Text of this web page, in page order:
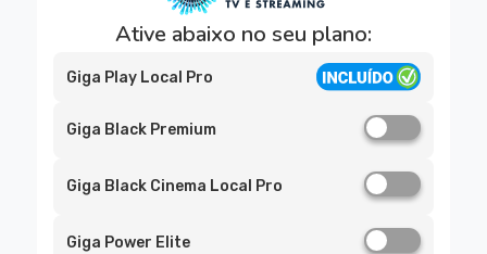
Ative abaixo no seu plano:
Giga Play Local Pro
Giga Black Premium
Giga Black Cinema Local Pro
Giga Power Elite